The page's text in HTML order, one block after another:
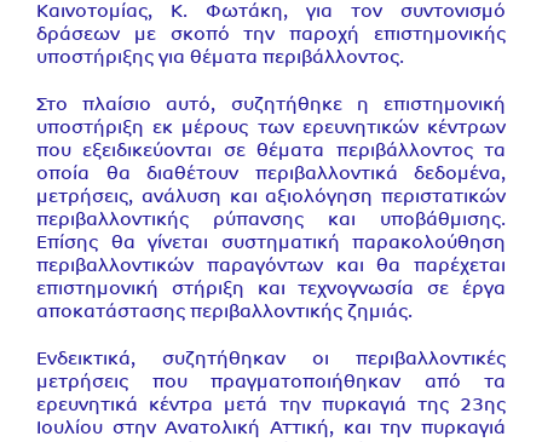
Καινοτομίας, Κ. Φωτάκη, για τον συντονισμό
δράσεων με σκοπό την παροχή επιστημονικής
υποστήριξης για θέματα περιβάλλοντος.
Στο πλαίσιο αυτό, συζητήθηκε η επιστημονική
υποστήριξη εκ μέρους των ερευνητικών κέντρων
που εξειδικεύονται σε θέματα περιβάλλοντος τα
οποία θα διαθέτουν περιβαλλοντικά δεδομένα,
μετρήσεις, ανάλυση και αξιολόγηση περιστατικών
περιβαλλοντικής ρύπανσης και υποβάθμισης.
Επίσης θα γίνεται συστηματική παρακολούθηση
περιβαλλοντικών παραγόντων και θα παρέχεται
επιστημονική στήριξη και τεχνογνωσία σε έργα
αποκατάστασης περιβαλλοντικής ζημιάς.
Ενδεικτικά, συζητήθηκαν οι περιβαλλοντικές
μετρήσεις που πραγματοποιήθηκαν από τα
ερευνητικά κέντρα μετά την πυρκαγιά της 23ης
Ιουλίου στην Ανατολική Αττική, και την πυρκαγιά